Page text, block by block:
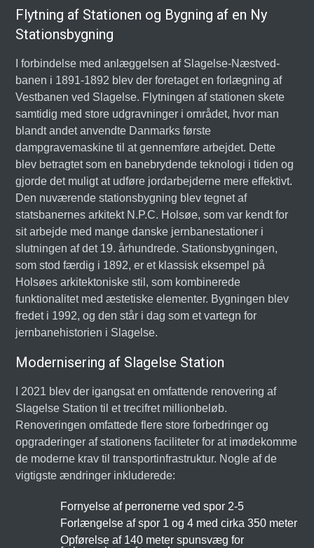
Flytning af Stationen og Bygning af en Ny
Stationsbygning
I forbindelse med anlæggelsen af Slagelse-Næstved-
banen i 1891-1892 blev der foretaget en forlægning af
Vestbanen ved Slagelse. Flytningen af stationen skete
samtidig med store udgravninger i området, hvor man
blandt andet anvendte Danmarks første
dampgravemaskine til at gennemføre arbejdet. Dette
blev betragtet som en banebrydende teknologi i tiden og
gjorde det muligt at udføre jordarbejderne mere effektivt.
Den nuværende stationsbygning blev tegnet af
statsbanernes arkitekt N.P.C. Holsøe, som var kendt for
sit arbejde med mange danske jernbanestationer i
slutningen af det 19. århundrede. Stationsbygningen,
som stod færdig i 1892, er et klassisk eksempel på
Holsøes arkitektoniske stil, som kombinerede
funktionalitet med æstetiske elementer. Bygningen blev
fredet i 1992, og den står i dag som et vartegn for
jernbanehistorien i Slagelse.
Modernisering af Slagelse Station
I 2021 blev der igangsat en omfattende renovering af
Slagelse Station til et trecifret millionbeløb.
Renoveringen omfattede flere store forbedringer og
opgraderinger af stationens faciliteter for at imødekomme
de moderne krav til transportinfrastruktur. Nogle af de
vigtigste ændringer inkluderede:
Fornyelse af perronerne ved spor 2-5
Forlængelse af spor 1 og 4 med cirka 350 meter
Opførelse af 140 meter spunsvæg for